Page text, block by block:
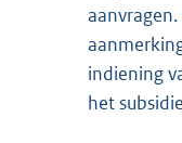
indiening
het